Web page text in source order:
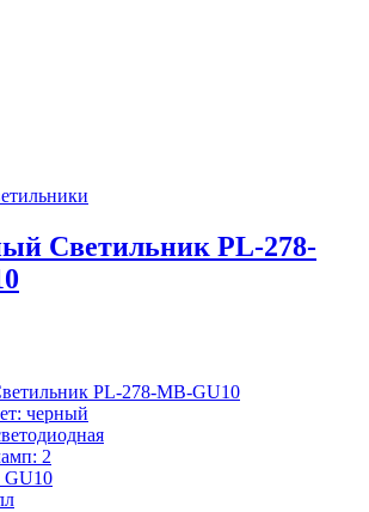
Светильник PL-278-
PL-278-MB-GU10
черный
2
GU10